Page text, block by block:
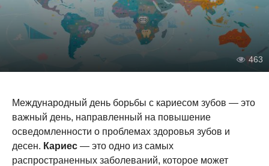
463
Международный день борьбы с кариесом зубов — это
важный день, направленный на повышение
осведомленности о проблемах здоровья зубов и
десен. Кариес — это одно из самых
распространенных заболеваний, которое может